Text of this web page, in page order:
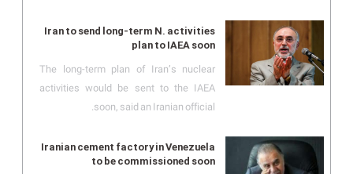
Iran to send long-term N. activities
plan to IAEA soon
The long-term plan of Iran’s nuclear
activities would be sent to the IAEA
soon, said an Iranian official.
Iranian cement factory in Venezuela
to be commissioned soon